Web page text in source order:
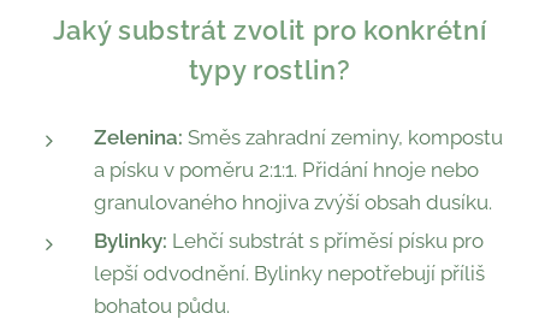
Jaký substrát zvolit pro konkrétní
typy rostlin?
Zelenina: Směs zahradní zeminy, kompostu
a písku v poměru 2:1:1. Přidání hnoje nebo
granulovaného hnojiva zvýší obsah dusíku.
Bylinky: Lehčí substrát s příměsí písku pro
lepší odvodnění. Bylinky nepotřebují příliš
bohatou půdu.